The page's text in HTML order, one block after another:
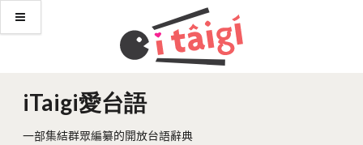
iTaigi愛台語
一部集結群眾編纂的開放台語辭典